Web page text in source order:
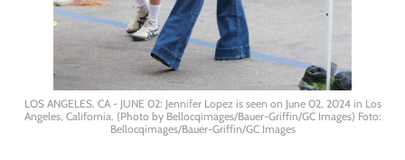
LOS ANGELES, CA - JUNE 02: Jennifer Lopez is seen on June 02, 2024 in Los
Angeles, California. (Photo by Bellocqimages/Bauer-Griffin/GC Images) Foto:
Bellocqimages/Bauer-Griffin/GC Images